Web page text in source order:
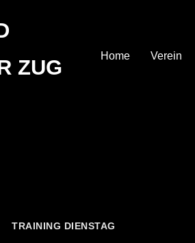
Home Verein
TRAINING DIENSTAG